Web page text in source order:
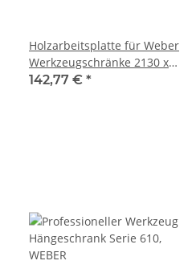
Holzarbeitsplatte für Weber
Werkzeugschränke 2130 x
507 x 37 mm, WEBER
142,77 € *